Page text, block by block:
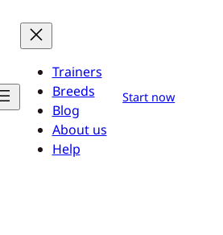
Trainers
Breeds
Blog
About us
Help
Start now